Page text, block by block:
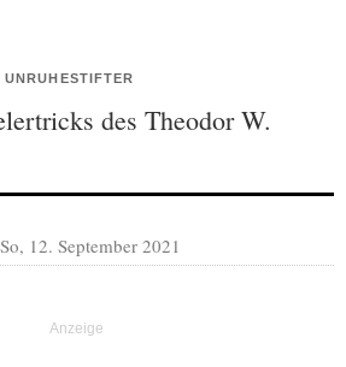
des Theodor W.
So, 12. September 2021